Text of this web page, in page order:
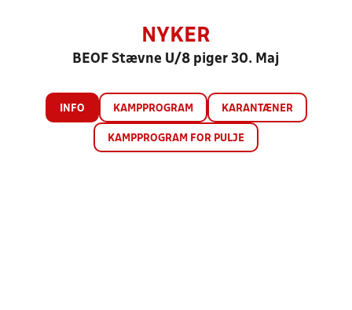
NYKER
BEOF Stævne U/8 piger 30. Maj
INFO KAMPPROGRAM KARANTÆNER
KAMPPROGRAM FOR PULJE